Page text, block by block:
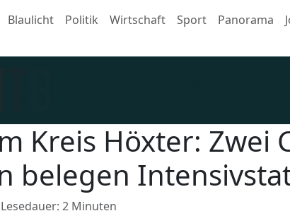
Blaulicht Politik Wirtschaft Sport Panorama
Kreis Höxter: Zwei
belegen
Lesedauer: 2 Minuten